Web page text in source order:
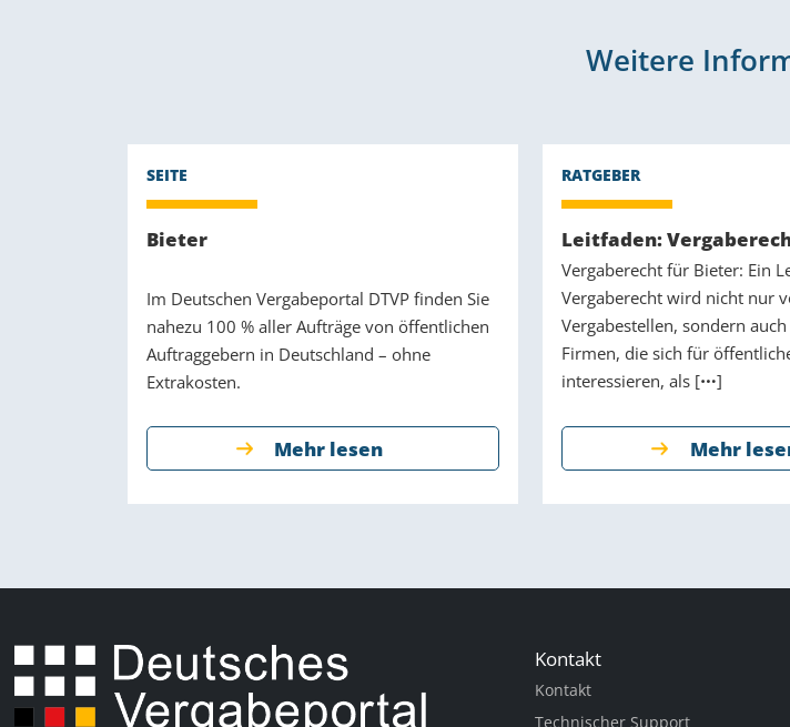
Weitere
Bieter
Im Deutschen Vergabeportal DTVP finden Sie
nahezu 100 % aller Aufträge von öffentlichen
Auftraggebern in Deutschland – ohne
Extrakosten.
Mehr lesen
Leitfaden:
Vergaberecht für Bieter: Ein
Vergaberecht wird nicht nur
Vergabestellen, sondern
Firmen, die sich für
interessieren, als [
]
Mehr
Kontakt
Kontakt
Technischer Support